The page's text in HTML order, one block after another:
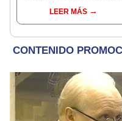
ciudadanía por
nacimiento
LEER MÁS